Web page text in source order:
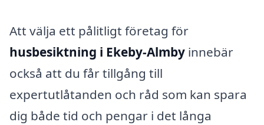
Att välja ett pålitligt företag för
husbesiktning i Ekeby-Almby innebär
också att du får tillgång till
expertutlåtanden och råd som kan spara
dig både tid och pengar i det långa